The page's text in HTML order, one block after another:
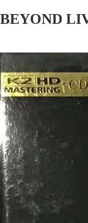
BEYOND